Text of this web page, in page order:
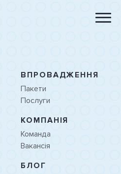
ВПРОВАДЖЕННЯ
Пакети
Послуги
КОМПАНІЯ
Команда
Вакансія
БЛОГ